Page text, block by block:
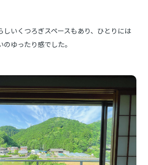
しいくつろぎスペースもあり、ひとりには
ゆったり感でした。